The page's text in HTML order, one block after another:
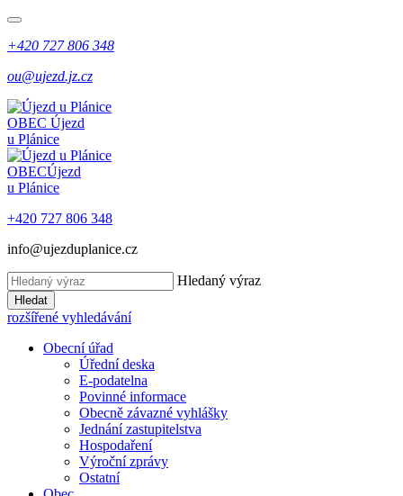
+420 727 806 348
ou@ujezd.jz.cz
OBEC Újezd
u Plánice
OBECÚjezd
u Plánice
+420 727 806 348
info@ujezduplanice.cz
Hledaný výraz
Hledat
rozšířené vyhledávání
Obecní úřad
Úřední deska
E-podatelna
Povinné informace
Obecně závazné vyhlášky
Jednání zastupitelstva
Hospodaření
Výroční zprávy
Ostatní